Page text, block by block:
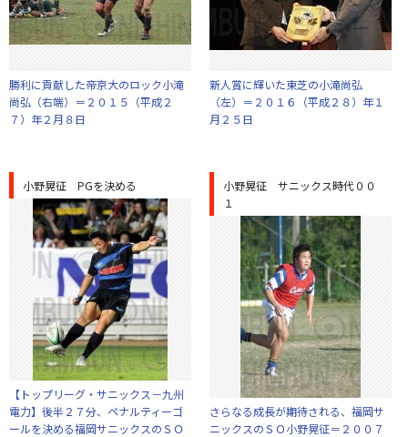
勝利に貢献した帝京大のロック小滝
尚弘（右端）＝２０１５（平成２
７）年２月８日
新人賞に輝いた東芝の小滝尚弘
（左）＝２０１６（平成２８）年１
月２５日
小野晃征 PGを決める
【トップリーグ・サニックス－九州
電力】後半２７分、ペナルティーゴ
ールを決める福岡サニックスのＳＯ
小野晃征 サニックス時代００
１
さらなる成長が期待される、福岡サ
ニックスのＳＯ小野晃征＝２００７